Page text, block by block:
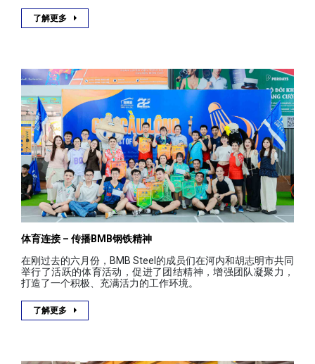
了解更多
体育连接 – 传播BMB钢铁精神
在刚过去的六月份，BMB Steel的成员们在河内和胡志明市共同
举行了活跃的体育活动，促进了团结精神，增强团队凝聚力，
打造了一个积极、充满活力的工作环境。
了解更多